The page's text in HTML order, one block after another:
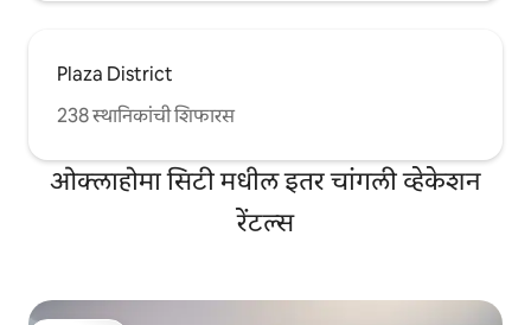
Plaza District
238 स्थानिकांची शिफारस
ओक्लाहोमा सिटी मधील इतर चांगली व्हेकेशन
रेंटल्स